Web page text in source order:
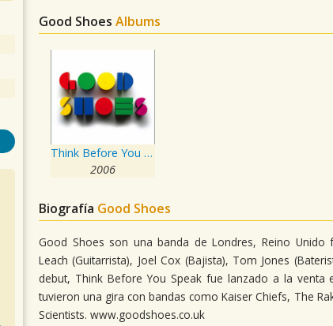
Good Shoes Albums
Think Before You Speak
2006
Biografía Good Shoes
Good Shoes son una banda de Londres, Reino Unido
Leach (Guitarrista), Joel Cox (Bajista), Tom Jones
debut, Think Before You Speak fue lanzado a la
tuvieron una gira con bandas como Kaiser Chiefs, The
Scientists. www.goodshoes.co.uk